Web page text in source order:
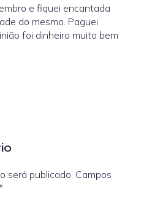
e fiquei encantada
do mesmo. Paguei
foi dinheiro muito bem
será publicado. Campos